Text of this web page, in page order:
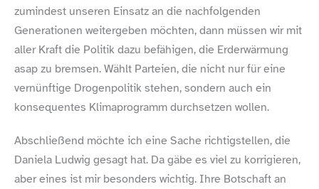
zumindest unseren Einsatz an die nachfolgenden
Generationen weitergeben möchten, dann müssen wir mit
aller Kraft die Politik dazu befähigen, die Erderwärmung
asap zu bremsen. Wählt Parteien, die nicht nur für eine
vernünftige Drogenpolitik stehen, sondern auch ein
konsequentes Klimaprogramm durchsetzen wollen.
Abschließend möchte ich eine Sache richtigstellen, die
Daniela Ludwig gesagt hat. Da gäbe es viel zu korrigieren,
aber eines ist mir besonders wichtig. Ihre Botschaft an